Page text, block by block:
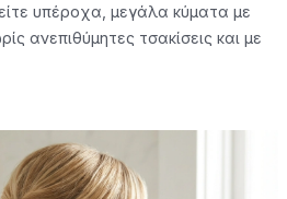
υπέροχα, μεγάλα κύματα με
ανεπιθύμητες τσακίσεις και με